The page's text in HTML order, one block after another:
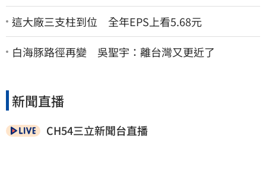
這大廠三支柱到位 全年EPS上看5.68元
白海豚路徑再變 吳聖宇：離台灣又更近了
新聞直播
CH54三立新聞台直播